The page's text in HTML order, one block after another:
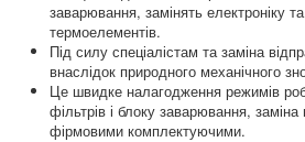
заварювання, замінять електроніку
термоелементів.
Під силу спеціалістам та заміна
внаслідок природного механічного
Це швидке налагодження режимів
фільтрів і блоку заварювання,
фірмовими комплектуючими.